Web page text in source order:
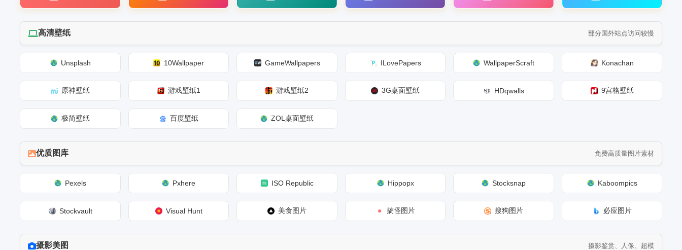
高清壁纸 部分国外站点访问较慢
Unsplash 10Wallpaper GameWallpapers ILovePapers WallpaperScraft Konachan
原神壁纸 游戏壁纸1 游戏壁纸2 3G桌面壁纸 HDqwalls 9宫格壁纸
极简壁纸 百度壁纸 ZOL桌面壁纸
优质图库 免费高质量图片素材
Pexels Pxhere ISO Republic Hippopx Stocksnap Kaboompics
Stockvault Visual Hunt 美食图片 搞怪图片 搜狗图片 必应图片
摄影美图 摄影鉴赏、人像、超模